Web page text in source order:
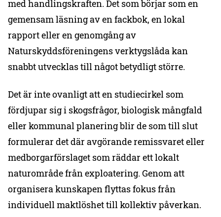
med handlingskraften. Det som börjar som en
gemensam läsning av en fackbok, en lokal
rapport eller en genomgång av
Naturskyddsföreningens verktygslåda kan
snabbt utvecklas till något betydligt större.
Det är inte ovanligt att en studiecirkel som
fördjupar sig i skogsfrågor, biologisk mångfald
eller kommunal planering blir de som till slut
formulerar det där avgörande remissvaret eller
medborgarförslaget som räddar ett lokalt
naturområde från exploatering. Genom att
organisera kunskapen flyttas fokus från
individuell maktlöshet till kollektiv påverkan.